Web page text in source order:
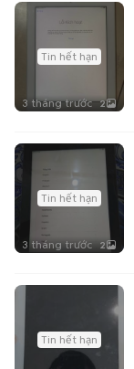
Tin hết hạn
3 tháng trước 2
Tin hết hạn
3 tháng trước 2
Tin hết hạn